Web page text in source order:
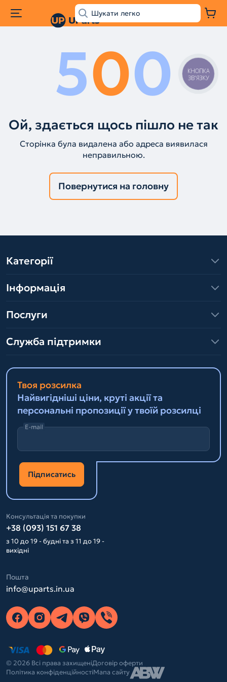
500
Ой, здається щось пішло не так
Сторінка була видалена або адреса виявилася
неправильною.
Повернутися на головну
Категорії
Інформація
Послуги
Служба підтримки
Твоя розсилка
Найвигідніші ціни, круті акції та
персональні пропозиції у твоїй розсилці
E-mail
Підписатись
Консультація та покупки
+38 (093) 151 67 38
з 10 до 19 - будні та з 11 до 19 -
вихідні
Пошта
info@uparts.in.ua
© 2026 Всі права захищеніДоговір оферти
Політика конфіденційностіМапа сайту
КНОПКА
ЗВ'ЯЗКУ